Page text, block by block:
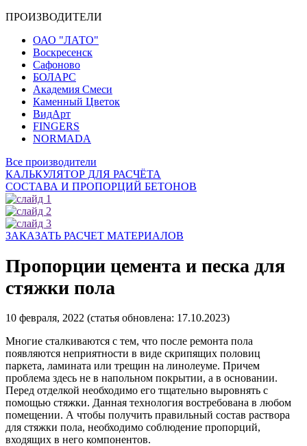
ПРОИЗВОДИТЕЛИ
ОАО "ЛАТО"
Воскресенск
Сафоново
БОЛАРС
Академия Смеси
Каменный Цветок
ВидАрт
FINGERS
NORMADA
Все производители
КАЛЬКУЛЯТОР ДЛЯ РАСЧЁТА
СОСТАВА И ПРОПОРЦИЙ БЕТОНОВ
ЗАКАЗАТЬ РАСЧЕТ МАТЕРИАЛОВ
Пропорции цемента и песка для
стяжки пола
10 февраля, 2022 (статья обновлена: 17.10.2023)
Многие сталкиваются с тем, что после ремонта пола
появляются неприятности в виде скрипящих половиц
паркета, ламината или трещин на линолеуме. Причем
проблема здесь не в напольном покрытии, а в основании.
Перед отделкой необходимо его тщательно выровнять с
помощью стяжки. Данная технология востребована в любом
помещении. А чтобы получить правильный состав раствора
для стяжки пола, необходимо соблюдение пропорций,
входящих в него компонентов.